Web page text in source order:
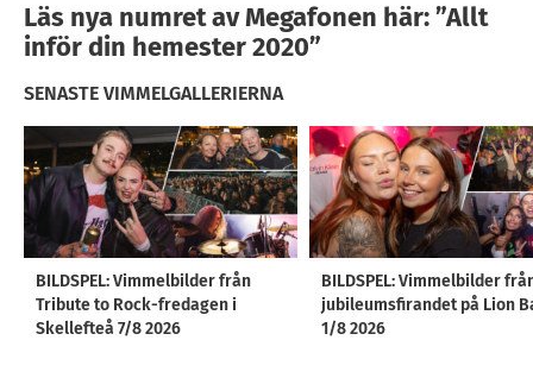
Läs nya numret av Megafonen här: ”Allt
inför din hemester 2020”
SENASTE VIMMELGALLERIERNA
BILDSPEL: Vimmelbilder från
Tribute to Rock-fredagen i
Skellefteå 7/8 2026
BILDSPEL: Vimmelbilder
jubileumsfirandet på Lion
1/8 2026